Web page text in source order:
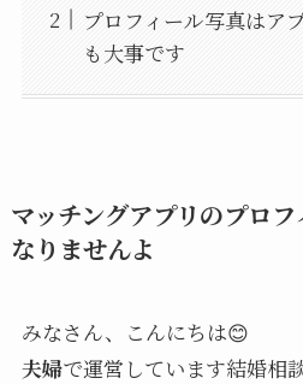
プロフィール写真はア
も大事です
マッチングアプリのプロ
なりませんよ
みなさん、こんにちは😊
夫婦で運営しています結婚相